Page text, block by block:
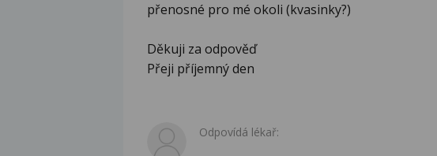
přenosné pro mé okoli (kvasinky?)
Děkuji za odpověď
Přeji příjemný den
Odpovídá lékař: